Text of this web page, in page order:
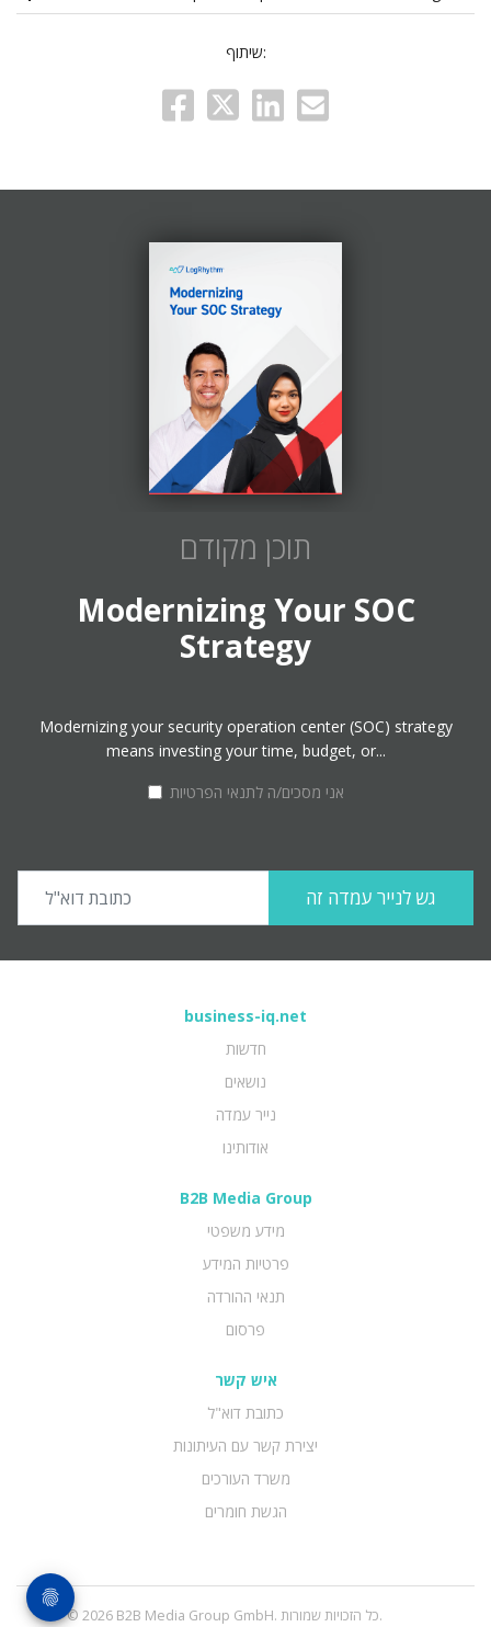
שיתוף:
תוכן מקודם
Modernizing Your SOC
Strategy
Modernizing your security operation center (SOC) strategy
means investing your time, budget, or...
אני מסכים/ה לתנאי הפרטיות
business-iq.net
חדשות
נושאים
נייר עמדה
אודותינו
B2B Media Group
מידע משפטי
פרטיות המידע
תנאי ההורדה
פרסום
איש קשר
כתובת דוא"ל
יצירת קשר עם העיתונות
משרד העורכים
הגשת חומרים
© 2026 B2B Media Group GmbH. כל הזכויות שמורות.